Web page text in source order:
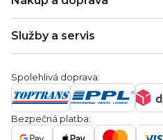
Věrnostní program
Blog
Záruka
Ochrana osobních údajů
Reklamační řády
Služby a servis
Servis a reklamace
Poptávka
Gastro projekty
Značky
Gastro velkoobchod
Spolehlivá doprava:
Bezpečná platba: